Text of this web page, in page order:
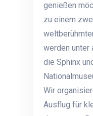
genießen
zu einem
werden unter
die Sphinx
Wir
Ausflug für